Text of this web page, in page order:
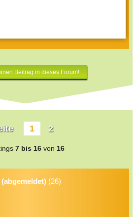
Beitrag in dieses Forum!
1 2
7 bis 16 von 16
(26)